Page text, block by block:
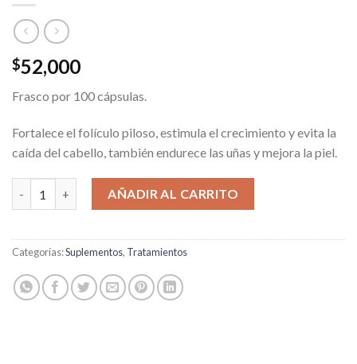
$52,000
Frasco por 100 cápsulas.
Fortalece el folículo piloso, estimula el crecimiento y evita la
caída del cabello, también endurece las uñas y mejora la piel.
AÑADIR AL CARRITO
Categorías:Suplementos, Tratamientos